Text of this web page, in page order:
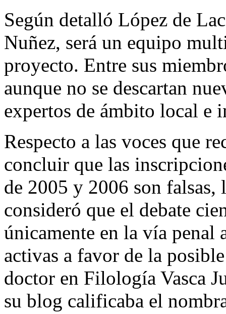
Según detalló López de
Nuñez, será un equipo
proyecto. Entre sus
aunque no se descartan
expertos de ámbito local e
Respecto a las voces que
concluir que las
de 2005 y 2006 son falsas,
consideró que el debate
únicamente en la vía penal
activas a favor de la
doctor en Filología Vasca
su blog calificaba el